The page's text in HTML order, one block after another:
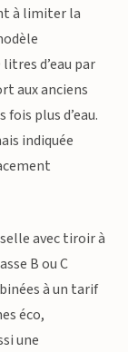
à limiter la
d’eau par
aux anciens
plus d’eau.
indiquée
avec tiroir à
B ou C
à un tarif
éco,
une